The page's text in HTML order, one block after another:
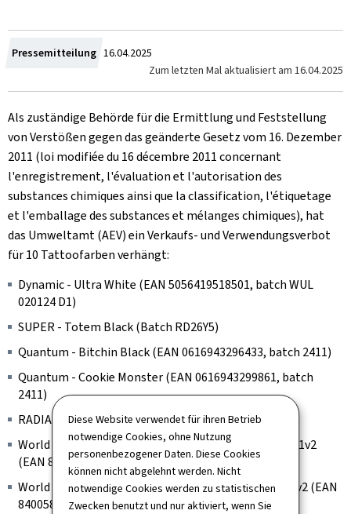
Diese Website verwendet für ihren Betrieb
notwendige Cookies, ohne Nutzung
personenbezogener Daten. Diese Cookies
können nicht abgelehnt werden. Nicht
notwendige Cookies werden zu statistischen
Zwecken benutzt und nur aktiviert, wenn Sie
Pressemitteilung Zum
16.04.2025
Zum letzten Mal aktualisiert am 16.04.2025
Als zuständige Behörde für die Ermittlung und Feststellung
von Verstößen gegen das geänderte Gesetz vom 16. Dezember
2011 (loi modifiée du 16 décembre 2011 concernant
l'enregistrement, l'évaluation et l'autorisation des
substances chimiques ainsi que la classification, l'étiquetage
et l'emballage des substances et mélanges chimiques), hat
das Umweltamt (AEV) ein Verkaufs- und Verwendungsverbot
für 10 Tattoofarben verhängt:
Dynamic - Ultra White (EAN 5056419518501, batch WUL
020124 D1)
SUPER - Totem Black (Batch RD26Y5)
Quantum - Bitchin Black (EAN 0616943296433, batch 2411)
Quantum - Cookie Monster (EAN 0616943299861, batch
2411)
RADIANT - Evolved Lyon Blue (Batch 01)
World Famous Limitless Tattoo Ink - Medium purple 1v2
(EAN 840058828818, batch 242006R)
World Famous Limitless Tattoo Ink - Medium Blue 1 v2 (EAN
840058828689, batch 240107R)